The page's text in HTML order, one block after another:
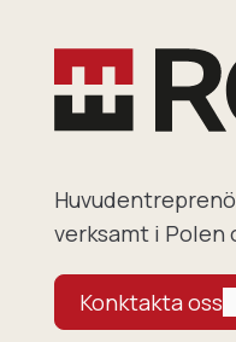
verksamt i Polen
Konktakta oss